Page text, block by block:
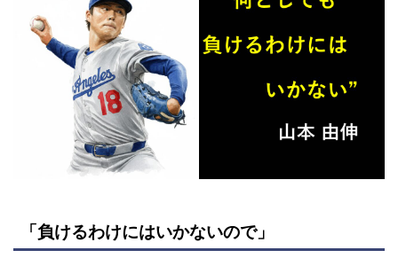
「負けるわけにはいかないので」